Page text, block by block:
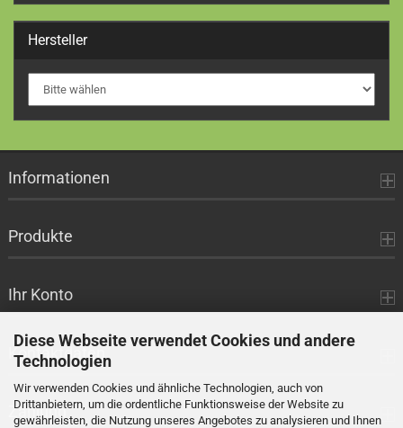
Diese Webseite verwendet Cookies und andere
Technologien
Wir verwenden Cookies und ähnliche Technologien, auch von
Drittanbietern, um die ordentliche Funktionsweise der Website zu
gewährleisten, die Nutzung unseres Angebotes zu analysieren und Ihnen
Hersteller
Informationen
Produkte
Ihr Konto
Kontaktdaten
Zahlung